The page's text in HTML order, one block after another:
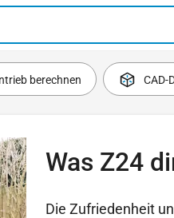
berechnen CAD-
Was Z24
Die Zufriedenheit